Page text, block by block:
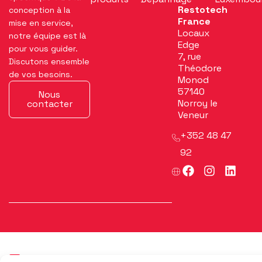
conception à la
mise en service,
notre équipe est là
pour vous guider.
Discutons ensemble
de vos besoins.
Nous
contacter
Restotech
France
Locaux
Edge
7, rue
Théodore
Monod
57140
Norroy le
Veneur
+352 48 47
92
F
a
I
n
L
i